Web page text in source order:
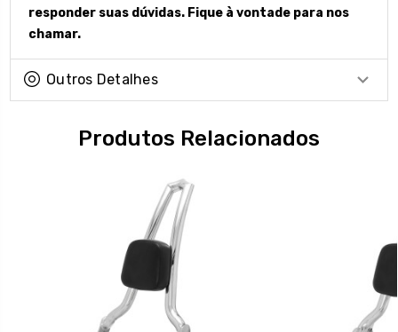
responder suas dúvidas. Fique à vontade para nos
chamar.
Outros Detalhes
Produtos Relacionados